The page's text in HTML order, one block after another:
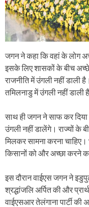
जगन ने कहा कि वहां के लोग
इसके लिए शासकों के बीच अच्छे
राजनीति में उंगली नहीं डाली
तमिलनाडु में उंगली नहीं डाली
साथ ही जगन ने साफ कर दिया
उंगली नहीं डालेंगे। राज्यों के
मिलकर सामना करना चाहिए।
किसानों को और अच्छा करने का
इस दौरान वाईएस जगन ने
श्रद्धांजलि अर्पित की और
वाईएसआर तेलंगाना पार्टी की